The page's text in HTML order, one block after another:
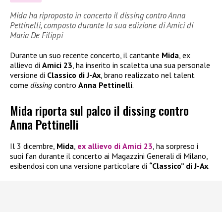
Mida ha riproposto in concerto il dissing contro Anna
Pettinelli, composto durante la sua edizione di Amici di
Maria De Filippi
Durante un suo recente concerto, il cantante Mida, ex
allievo di Amici 23, ha inserito in scaletta una sua personale
versione di Classico di J-Ax, brano realizzato nel talent
come dissing contro Anna Pettinelli.
Mida riporta sul palco il dissing contro
Anna Pettinelli
Il 3 dicembre, Mida ex allievo di Amici 23 , ha sorpreso i
suoi fan durante il concerto ai Magazzini Generali di Milano,
esibendosi con una versione particolare di “Classico” di J-Ax.